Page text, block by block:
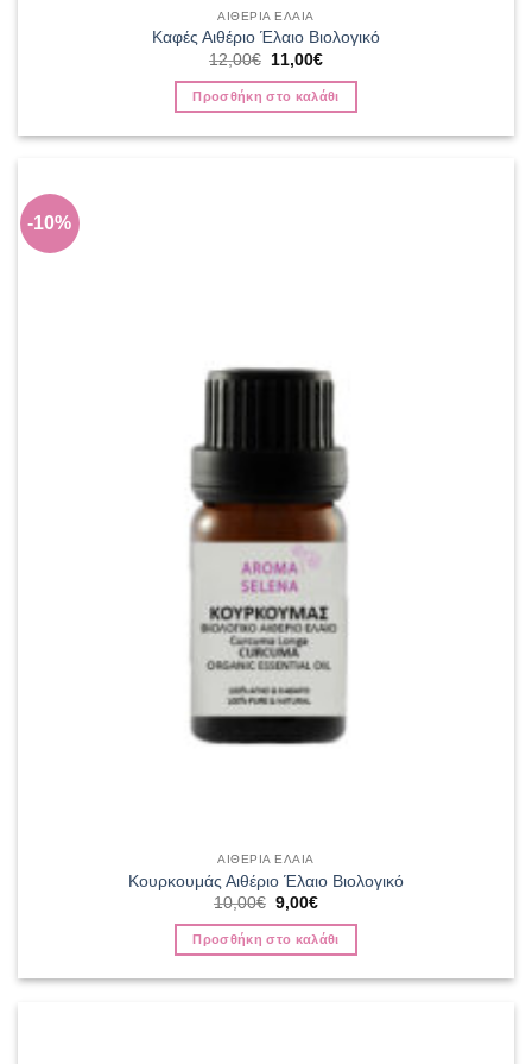
ΑΙΘΕΡΙΑ ΕΛΑΙΑ
Καφές Αιθέριο Έλαιο Βιολογικό
12,00€
Original
12,00€.
11,00€Η
τιμή
είναι:
Προσθήκη στο καλάθι
-10%
ΑΙΘΕΡΙΑ ΕΛΑΙΑ
Κουρκουμάς Αιθέριο Έλαιο Βιολογικό
10,00€ Original
10,00€.
9,00€Η
τιμή
είναι:
Προσθήκη στο καλάθι